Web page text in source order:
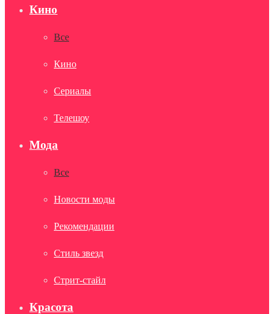
Кино
Все
Кино
Сериалы
Телешоу
Мода
Все
Новости моды
Рекомендации
Стиль звезд
Стрит-стайл
Красота